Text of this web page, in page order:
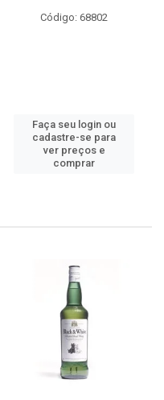
Código: 68802
Faça seu login ou
cadastre-se para
ver preços e
comprar